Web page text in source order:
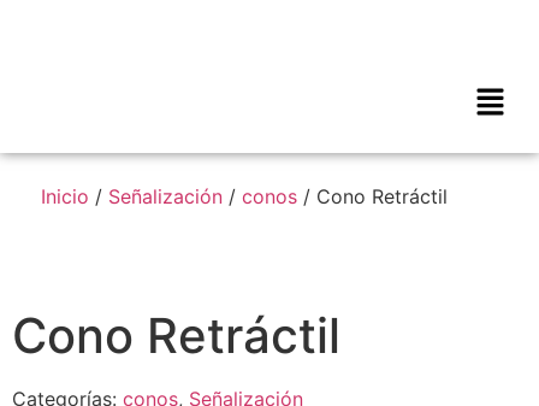
Inicio / Señalización / conos / Cono Retráctil
Cono Retráctil
Categorías: conos, Señalización